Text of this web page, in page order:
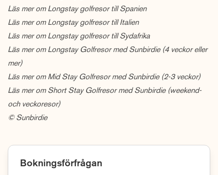
Läs mer om Longstay golfresor till Spanien
Läs mer om Longstay golfresor till Italien
Läs mer om Longstay golfresor till Sydafrika
Läs mer om Longstay Golfresor med Sunbirdie(4 veckor eller
mer)
Läs mer om Mid Stay Golfresor med Sunbirdie(2-3 veckor)
Läs mer om Short Stay Golfresor med Sunbirdie(weekend-
och veckoresor)
© Sunbirdie
Bokningsförfrågan